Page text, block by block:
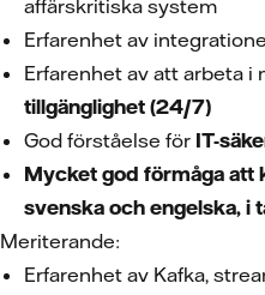
affärskritiska system
Erfarenhet av
Erfarenhet av att arbeta i
tillgänglighet (24/7)
God förståelse för IT-
Mycket god förmåga att
svenska och engelska, i
Meriterande:
Erfarenhet av Kafka,